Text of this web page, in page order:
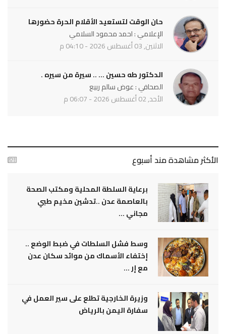
حان الوقت لتستعيد الأقلام الحرة حضورها
الإعلامي : احمد محمود السلامي
الاثنين, 03 أغسطس 2026 - 04:10 م
الدكتور طه حسين ... .. سيرة من سيره .
الصحافي : عوض سالم ربيع
الأحد, 02 أغسطس 2026 - 06:07 م
الأكثر مشاهدة مند أسبوع
برعاية السلطة المحلية ومكتب الصحة
بالعاصمة عدن ..تدشين مخيم طبي
مجاني ...
وسط فشل السلطات في ضبط الوضع ..
إختفاء الأسماك من موائد سكان عدن
مع إر ...
وزيرة الخارجية تطلع على سير العمل في
سفارة اليمن بالرياض